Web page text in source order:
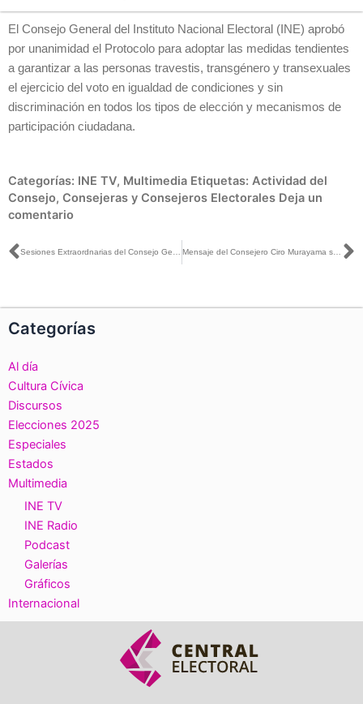
El Consejo General del Instituto Nacional Electoral (INE) aprobó
por unanimidad el Protocolo para adoptar las medidas tendientes
a garantizar a las personas travestis, transgénero y transexuales
el ejercicio del voto en igualdad de condiciones y sin
discriminación en todos los tipos de elección y mecanismos de
participación ciudadana.
Categorías: INE TV, Multimedia Etiquetas: Actividad del
Consejo, Consejeras y Consejeros Electorales Deja un
comentario
Ant Mensaje del Consejero Ciro Murayama sobre el Protocolo para garantizar voto de personas trans
Categorías
Al día
Cultura Cívica
Discursos
Elecciones 2025
Especiales
Estados
Multimedia
INE TV
INE Radio
Podcast
Galerías
Gráficos
Internacional